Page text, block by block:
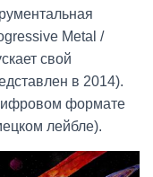
Metal /
свой
в 2014).
формате
лейбле).